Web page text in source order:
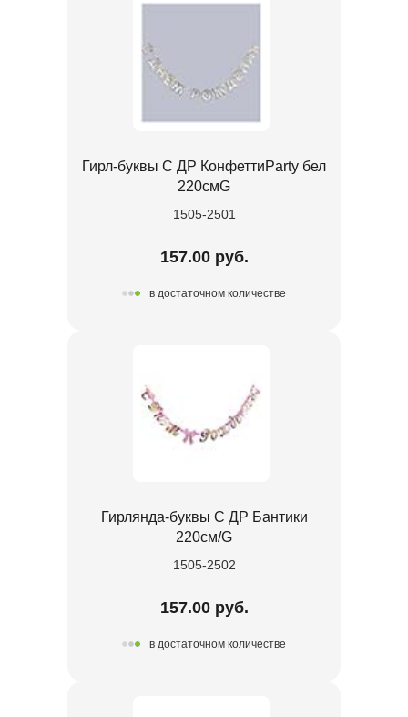
Гирл-буквы С ДР КонфеттиParty бел
220смG
1505-2501
157.00 руб.
в достаточном количестве
Гирлянда-буквы С ДР Бантики
220см/G
1505-2502
157.00 руб.
в достаточном количестве